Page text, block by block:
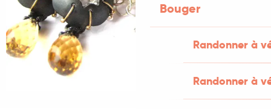
Bouger
Randonner à
Randonner à